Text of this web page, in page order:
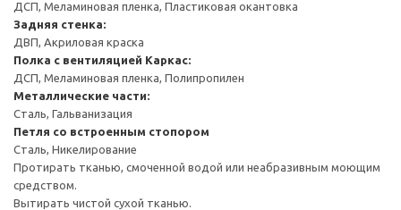
ДСП, Меламиновая пленка, Пластиковая окантовка
Задняя стенка:
ДВП, Акриловая краска
Полка с вентиляцией Каркас:
ДСП, Меламиновая пленка, Полипропилен
Металлические части:
Сталь, Гальванизация
Петля со встроенным стопором
Сталь, Никелирование
Протирать тканью, смоченной водой или неабразивным моющим
средством.
Вытирать чистой сухой тканью.